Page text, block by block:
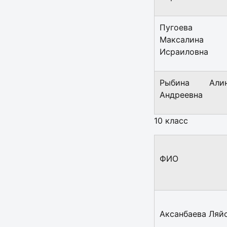
Пугоева
Максалина
Исраиловна
Рыбина
Андреевна
10 класс
ФИО
Аксанбаева